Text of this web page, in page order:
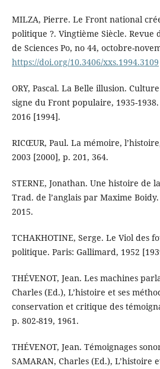
MILZA, Pierre. Le Front national
politique ?. Vingtième Siècle. Revue
de Sciences Po, no 44, octobre-
https://doi.org/10.3406/xxs.1994.3109
ORY, Pascal. La Belle illusion.
signe du Front populaire, 1935-1938.
2016 [1994].
RICŒUR, Paul. La mémoire,
2003 [2000], p. 201, 364.
STERNE, Jonathan. Une histoire de
Trad. de l’anglais par Maxime
2015.
TCHAKHOTINE, Serge. Le Viol des
politique. Paris: Gallimard, 1952
THÉVENOT, Jean. Les machines
Charles (Ed.), L’histoire et ses
conservation et critique des
p. 802-819, 1961.
THÉVENOT, Jean. Témoignages
SAMARAN, Charles (Ed.), L’histoire